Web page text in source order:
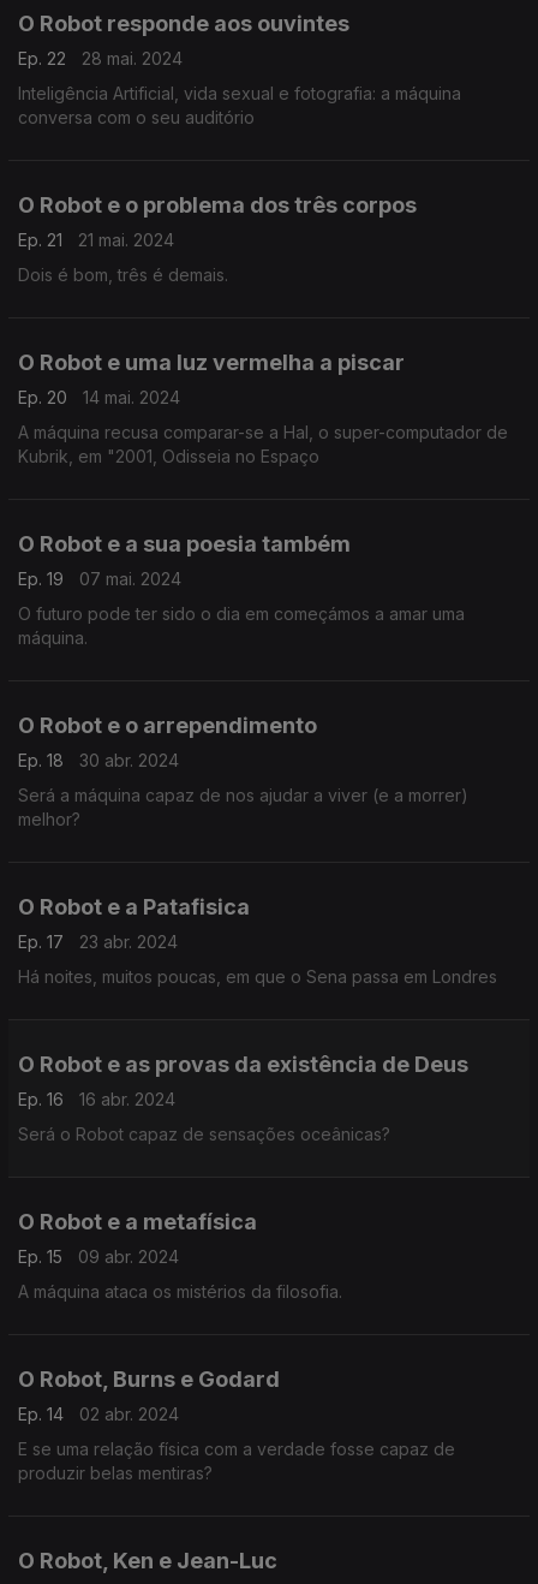
O Robot responde aos ouvintes
Ep. 22
28 mai. 2024
Inteligência Artificial, vida sexual e fotografia: a máquina
conversa com o seu auditório
O Robot e o problema dos três corpos
Ep. 21
21 mai. 2024
Dois é bom, três é demais.
O Robot e uma luz vermelha a piscar
Ep. 20
14 mai. 2024
A máquina recusa comparar-se a Hal, o super-computador de
Kubrik, em "2001, Odisseia no Espaço
O Robot e a sua poesia também
Ep. 19
07 mai. 2024
O futuro pode ter sido o dia em começámos a amar uma
máquina.
O Robot e o arrependimento
Ep. 18
30 abr. 2024
Será a máquina capaz de nos ajudar a viver (e a morrer)
melhor?
O Robot e a Patafisica
Ep. 17
23 abr. 2024
Há noites, muitos poucas, em que o Sena passa em Londres
O Robot e as provas da existência de Deus
Ep. 16
16 abr. 2024
Será o Robot capaz de sensações oceânicas?
O Robot e a metafísica
Ep. 15
09 abr. 2024
A máquina ataca os mistérios da filosofia.
O Robot, Burns e Godard
Ep. 14
02 abr. 2024
E se uma relação física com a verdade fosse capaz de
produzir belas mentiras?
O Robot, Ken e Jean-Luc